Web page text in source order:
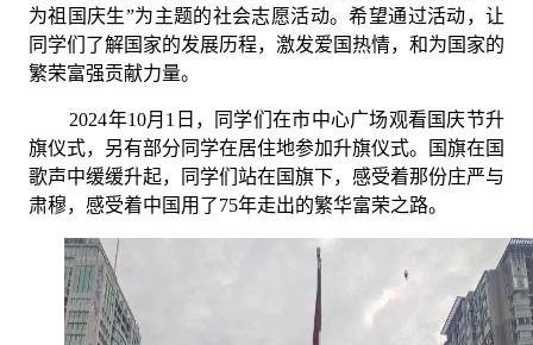
为祖国庆生”为主题的社会志愿活动。希望通过活动，让
同学们了解国家的发展历程，激发爱国热情，和为国家的
繁荣富强贡献力量。
2024年10月1日，同学们在市中心广场观看国庆节升
旗仪式，另有部分同学在居住地参加升旗仪式。国旗在国
歌声中缓缓升起，同学们站在国旗下，感受着那份庄严与
肃穆，感受着中国用了75年走出的繁华富荣之路。